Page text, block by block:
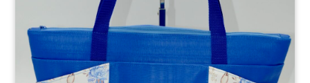
Nos produits
Contact